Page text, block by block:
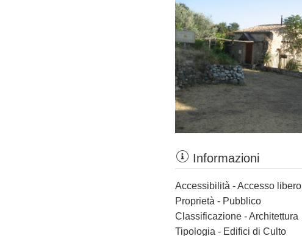
Informazioni
Accessibilità - Accesso libero
Proprietà - Pubblico
Classificazione - Architettura
Tipologia - Edifici di Culto